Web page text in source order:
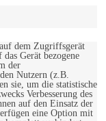
dem Zugriffsgerät
Gerät bezogene
der
Nutzern (z.B.
sie, um die statistische
Verbesserung des
auf den Einsatz der
eine Option mit